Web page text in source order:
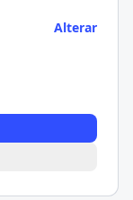
Alterar